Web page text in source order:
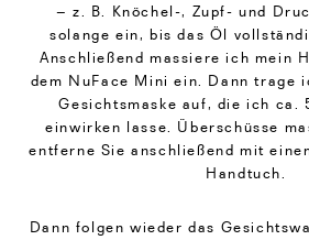
– z. B. Knöchel-, Zupf- und
solange ein, bis das Öl
Anschließend massiere ich mein
dem NuFace Mini ein. Dann trage
Gesichtsmaske auf, die ich ca.
einwirken lasse. Überschüsse
entferne Sie anschließend mit
Handtuch.
Dann folgen wieder das